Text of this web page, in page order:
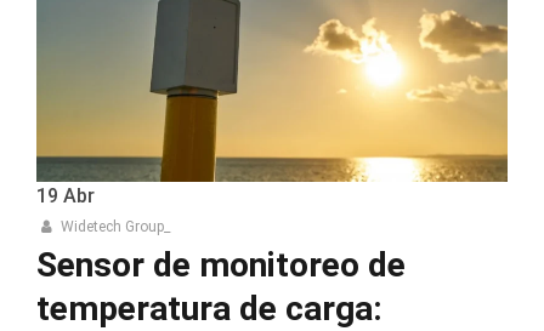
19 Abr
Widetech Group_
Sensor de monitoreo de
temperatura de carga: